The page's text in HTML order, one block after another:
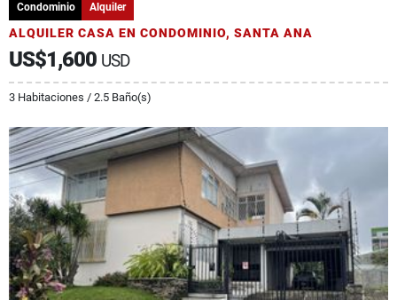
Condominio Alquiler
ALQUILER CASA EN CONDOMINIO, SANTA ANA
US$1,600 USD
3 Habitaciones / 2.5 Baño(s)